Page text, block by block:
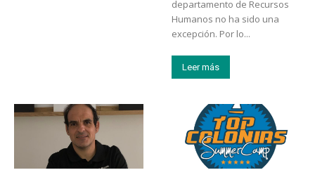
departamento de Recursos
Humanos no ha sido una
excepción. Por lo...
Leer más